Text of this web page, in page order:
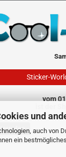
und
auch von
ein
Sticker-
vom